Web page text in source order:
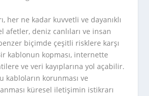
her ne kadar kuvvetli ve dayanıklı
afetler, deniz canlıları ve insan
biçimde çeşitli risklere karşı
kablonun kopması, internette
ve veri kayıplarına yol açabilir.
kabloların korunması ve
küresel iletişimin istikrarı